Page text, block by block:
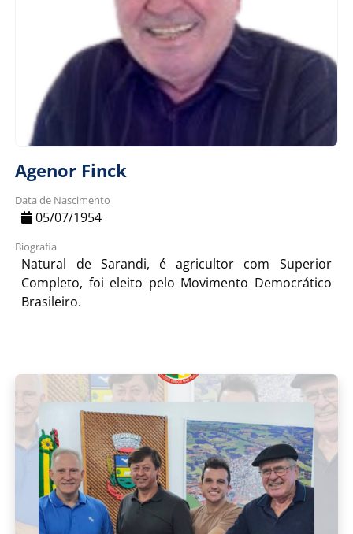
Agenor Finck
Data de Nascimento
05/07/1954
Biografia
Natural de Sarandi, é agricultor com Superior
Completo, foi eleito pelo Movimento Democrático
Brasileiro.